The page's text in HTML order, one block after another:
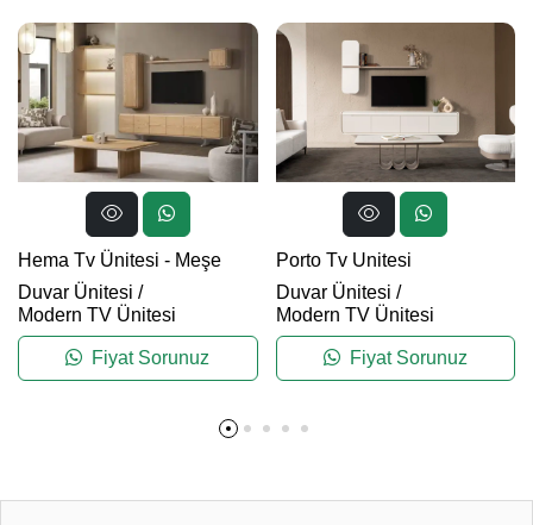
Hema Tv Ünitesi - Meşe
Duvar Ünitesi /
Modern TV Ünitesi
Fiyat Sorunuz
Porto Tv Unitesi
Duvar Ünitesi /
Modern TV Ünitesi
Fiyat Sorunuz